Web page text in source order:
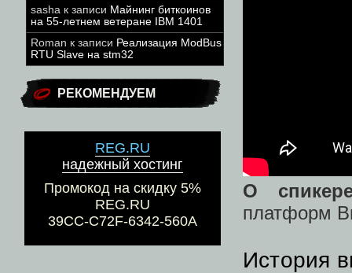
sasha к записи Майнинг биткоинов
на 55-летнем ветеране IBM 1401
Roman к записи Реализация ModBus
RTU Slave на stm32
РЕКОМЕНДУЕМ
REG.RU
надежный хостинг
Промокод на скидку 5%
REG.RU
39CC-C72F-6342-560A
О
платформ
История